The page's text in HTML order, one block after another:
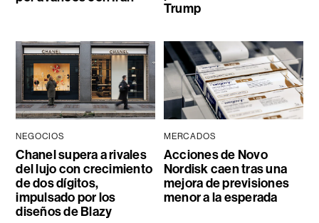
Trump
NEGOCIOS
Chanel supera a rivales
del lujo con crecimiento
de dos dígitos,
impulsado por los
diseños de Blazy
MERCADOS
Acciones de Novo
Nordisk caen tras una
mejora de previsiones
menor a la esperada